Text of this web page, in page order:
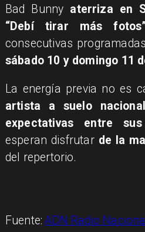
Bad Bunny aterriza en
“Debí tirar más
consecutivas
sábado 10 y domingo 11
La energía previa no es
artista a suelo nacional
expectativas entre
esperan disfrutar de la
del repertorio.
Fuente:ADN Radio Nacional